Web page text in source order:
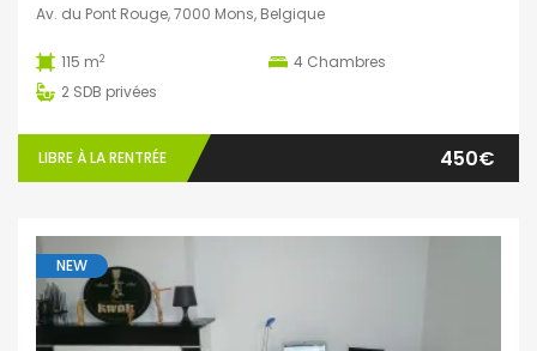
Av. du Pont Rouge, 7000 Mons, Belgique
115 m2 4 Chambres
2 SDB privées
LIBRE À LA RENTRÉE 450€
NEW